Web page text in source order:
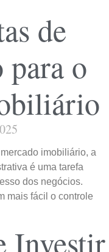
de
o
imobiliário, a
é uma tarefa
dos negócios.
mais fácil o controle
Investir